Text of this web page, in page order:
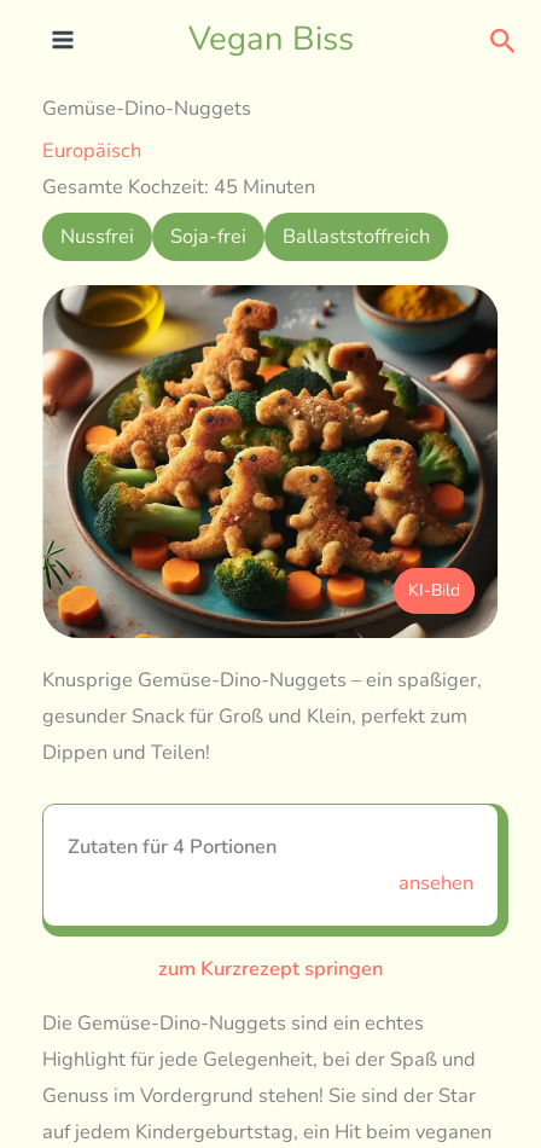
Vegan Biss
Gemüse-Dino-Nuggets
Europäisch
Gesamte Kochzeit: 45 Minuten
Nussfrei
Soja-frei Ballaststoffreich
KI-Bild
Knusprige Gemüse-Dino-Nuggets – ein spaßiger,
gesunder Snack für Groß und Klein, perfekt zum
Dippen und Teilen!
Zutaten für 4 Portionen
ansehen
zum Kurzrezept springen
Die Gemüse-Dino-Nuggets sind ein echtes
Highlight für jede Gelegenheit, bei der Spaß und
Genuss im Vordergrund stehen! Sie sind der Star
auf jedem Kindergeburtstag, ein Hit beim veganen